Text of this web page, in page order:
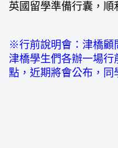
英國留學準備行囊，順
※行前說明會：津橋顧
津橋學生們各辦一場
點，近期將會公布，同